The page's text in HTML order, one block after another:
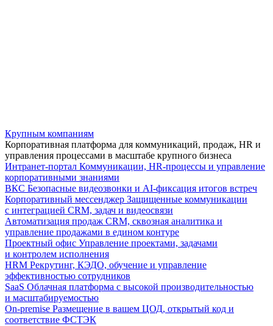
Крупным компаниям
Корпоративная платформа для коммуникаций, продаж, HR и
управления процессами в масштабе крупного бизнеса
Интранет-портал Коммуникации, HR-процессы и управление
корпоративными знаниями
ВКС Безопасные видеозвонки и AI-фиксация итогов встреч
Корпоративный мессенджер Защищенные коммуникации
с интеграцией CRM, задач и видеосвязи
Автоматизация продаж CRM, сквозная аналитика и
управление продажами в едином контуре
Проектный офис Управление проектами, задачами
и контролем исполнения
HRM Рекрутинг, КЭДО, обучение и управление
эффективностью сотрудников
SaaS Облачная платформа с высокой производительностью
и масштабируемостью
On-premise Размещение в вашем ЦОД, открытый код и
соответствие ФСТЭК